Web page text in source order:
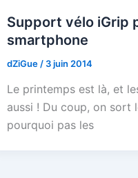
Support vélo iGrip
smartphone
dZiGue / 3 juin 2014
Le printemps est là, et
aussi ! Du coup, on sort
pourquoi pas les